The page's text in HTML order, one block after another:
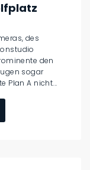
des
den
sogar
Plan A nicht...